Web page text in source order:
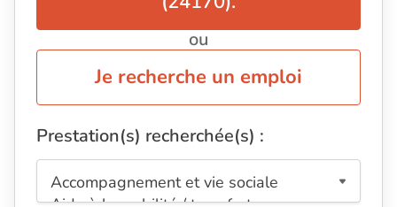
ou
Je recherche un emploi
Prestation(s) recherchée(s) :